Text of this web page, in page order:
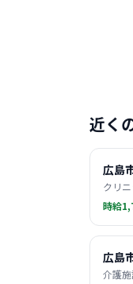
近く
広島
クリ
時給
広島
介護